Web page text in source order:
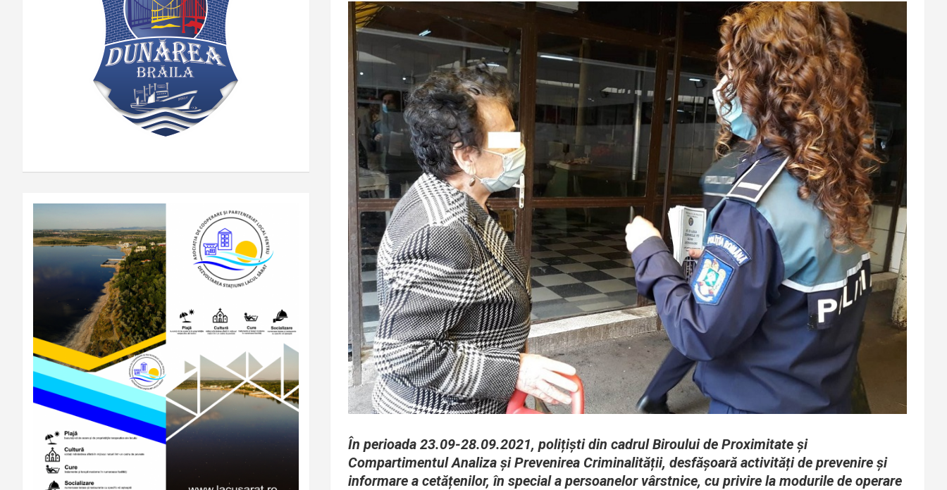
În perioada 23.09-28.09.2021, polițiști din cadrul Biroului de Proximitate și
Compartimentul Analiza și Prevenirea Criminalității, desfășoară activități de prevenire și
informare a cetățenilor, în special a persoanelor vârstnice, cu privire la modurile de operare